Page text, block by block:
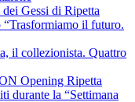
Gessi di Ripetta
il futuro.
il collezionista. Quattro
Opening Ripetta
durante la “Settimana